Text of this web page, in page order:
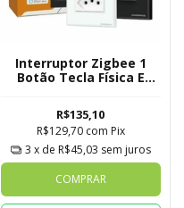
Interruptor Zigbee 1
Botão Tecla Física E
Tuya
R$135,10
R$129,70 com Pix
3 x de R$45,03 sem juros
COMPRAR